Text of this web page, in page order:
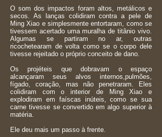
O som dos impactos foram altos, metálicos e
secos. As lanças colidiram contra a pele de
Ming Xiao e simplesmente entortaram, como se
tivessem acertado uma muralha de titânio vivo.
Algumas se partiram no ar, outras
ricochetearam de volta como se o corpo dele
tivesse rejeitado o próprio conceito de dano.
Os projéteis que dobravam o espaço
alcançaram seus alvos internos,pulmões,
fígado, coração, mas não penetraram. Eles
colidiram com o interior de Ming Xiao e
explodiram em faíscas inúteis, como se sua
carne tivesse se convertido em algo superior à
matéria.
Ele deu mais um passo à frente.